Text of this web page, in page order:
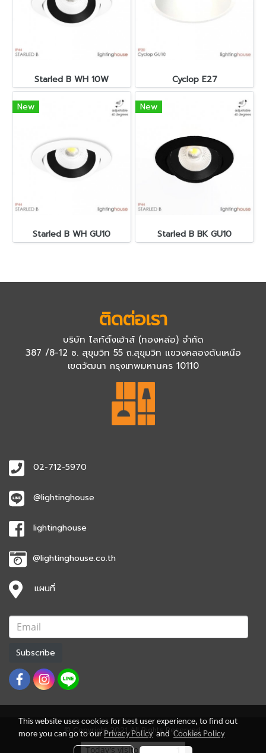
Starled B WH 10W Cyclop E27
New
Starled B WH GU10
New
Starled B BK GU10
ติดต่อเรา
บริษัท ไลท์ติ้งเฮ้าส์ (ทองหล่อ) จำกัด
387 /8-12 ซ. สุขุมวิท 55 ถ.สุขุมวิท แขวงคลองตันเหนือ
เขตวัฒนา กรุงเทพมหานคร 10110
02-712-5970
@lightinghouse
lightinghouse
@lightinghouse.co.th
แผนที่
Subscribe
© Copyright 2021 All Rights Reserved.
Today's visitor
This website uses cookies for best user experience, to find out
more you can go to ourPrivacy PolicyandCookies Policy